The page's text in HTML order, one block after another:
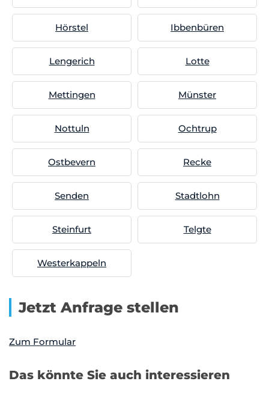
Hörstel Ibbenbüren
Lengerich Lotte
Mettingen Münster
Nottuln Ochtrup
Ostbevern Recke
Senden Stadtlohn
Steinfurt Telgte
Westerkappeln
Jetzt Anfrage stellen
Zum Formular
Das könnte Sie auch interessieren